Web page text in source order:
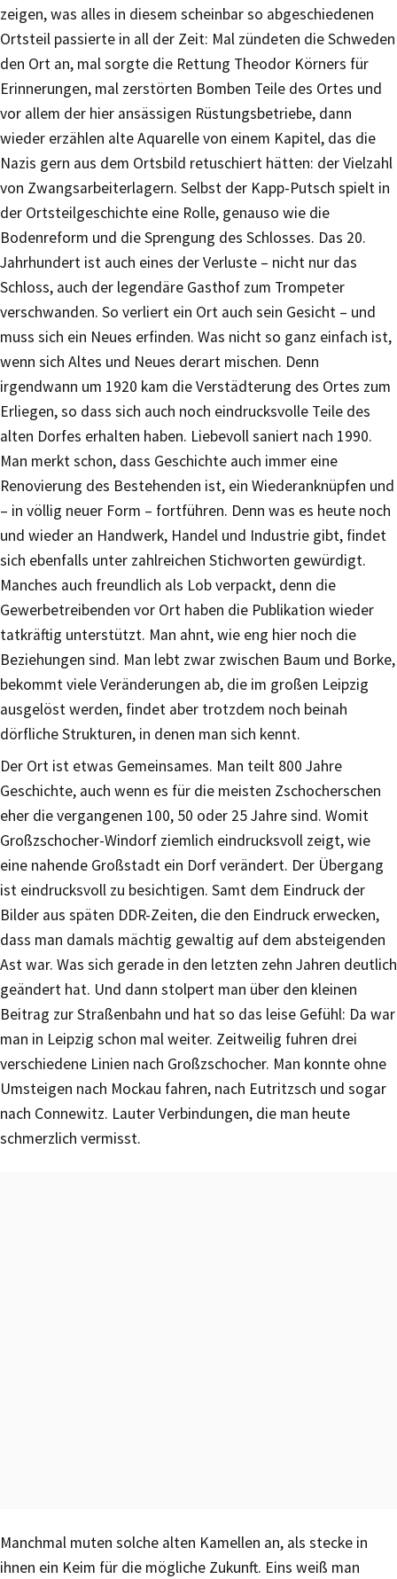
zeigen, was alles in diesem scheinbar so abgeschiedenen
Ortsteil passierte in all der Zeit: Mal zündeten die Schweden
den Ort an, mal sorgte die Rettung Theodor Körners für
Erinnerungen, mal zerstörten Bomben Teile des Ortes und
vor allem der hier ansässigen Rüstungsbetriebe, dann
wieder erzählen alte Aquarelle von einem Kapitel, das die
Nazis gern aus dem Ortsbild retuschiert hätten: der Vielzahl
von Zwangsarbeiterlagern. Selbst der Kapp-Putsch spielt in
der Ortsteilgeschichte eine Rolle, genauso wie die
Bodenreform und die Sprengung des Schlosses. Das 20.
Jahrhundert ist auch eines der Verluste – nicht nur das
Schloss, auch der legendäre Gasthof zum Trompeter
verschwanden. So verliert ein Ort auch sein Gesicht – und
muss sich ein Neues erfinden. Was nicht so ganz einfach ist,
wenn sich Altes und Neues derart mischen. Denn
irgendwann um 1920 kam die Verstädterung des Ortes zum
Erliegen, so dass sich auch noch eindrucksvolle Teile des
alten Dorfes erhalten haben. Liebevoll saniert nach 1990.
Man merkt schon, dass Geschichte auch immer eine
Renovierung des Bestehenden ist, ein Wiederanknüpfen und
– in völlig neuer Form – fortführen. Denn was es heute noch
und wieder an Handwerk, Handel und Industrie gibt, findet
sich ebenfalls unter zahlreichen Stichworten gewürdigt.
Manches auch freundlich als Lob verpackt, denn die
Gewerbetreibenden vor Ort haben die Publikation wieder
tatkräftig unterstützt. Man ahnt, wie eng hier noch die
Beziehungen sind. Man lebt zwar zwischen Baum und Borke,
bekommt viele Veränderungen ab, die im großen Leipzig
ausgelöst werden, findet aber trotzdem noch beinah
dörfliche Strukturen, in denen man sich kennt.
Der Ort ist etwas Gemeinsames. Man teilt 800 Jahre
Geschichte, auch wenn es für die meisten Zschocherschen
eher die vergangenen 100, 50 oder 25 Jahre sind. Womit
Großzschocher-Windorf ziemlich eindrucksvoll zeigt, wie
eine nahende Großstadt ein Dorf verändert. Der Übergang
ist eindrucksvoll zu besichtigen. Samt dem Eindruck der
Bilder aus späten DDR-Zeiten, die den Eindruck erwecken,
dass man damals mächtig gewaltig auf dem absteigenden
Ast war. Was sich gerade in den letzten zehn Jahren deutlich
geändert hat. Und dann stolpert man über den kleinen
Beitrag zur Straßenbahn und hat so das leise Gefühl: Da war
man in Leipzig schon mal weiter. Zeitweilig fuhren drei
verschiedene Linien nach Großzschocher. Man konnte ohne
Umsteigen nach Mockau fahren, nach Eutritzsch und sogar
nach Connewitz. Lauter Verbindungen, die man heute
schmerzlich vermisst.
Manchmal muten solche alten Kamellen an, als stecke in
ihnen ein Keim für die mögliche Zukunft. Eins weiß man